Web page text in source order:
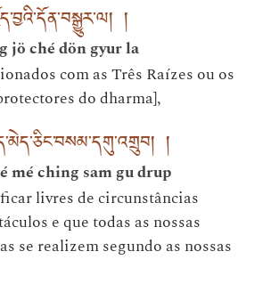
།
jö ché dön gyur la
com as Três Raízes ou os
do dharma],
།
mé ching sam gu drup
livres de circunstâncias
e que todas as nossas
se realizem segundo as nossas